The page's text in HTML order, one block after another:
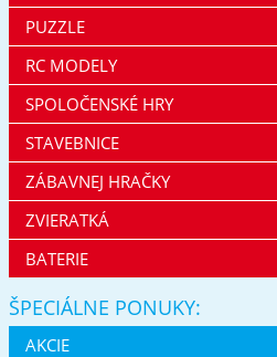
PUZZLE
RC MODELY
SPOLOČENSKÉ HRY
STAVEBNICE
ZÁBAVNEJ HRAČKY
ZVIERATKÁ
BATERIE
ŠPECIÁLNE PONUKY:
AKCIE